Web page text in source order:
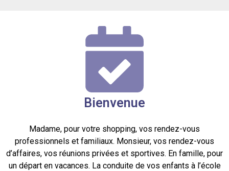
Bienvenue
Madame, pour votre shopping, vos rendez-vous
professionnels et familiaux. Monsieur, vos rendez-vous
d’affaires, vos réunions privées et sportives. En famille, pour
un départ en vacances. La conduite de vos enfants à l’école